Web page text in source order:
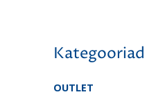
Kategooriad
OUTLET